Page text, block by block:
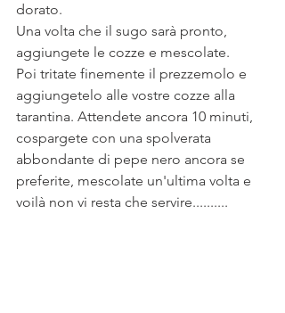
dorato.
Una volta che il sugo sarà pronto,
aggiungete le cozze e mescolate.
Poi tritate finemente il prezzemolo e
aggiungetelo alle vostre cozze alla
tarantina. Attendete ancora 10 minuti,
cospargete con una spolverata
abbondante di pepe nero ancora se
preferite, mescolate un'ultima volta e
voilà non vi resta che servire..........